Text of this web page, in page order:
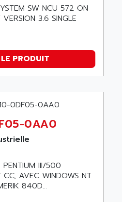
SW NCU 572 ON
3.6 SINGLE
PRODUIT
0AA0
PENTIUM III/500
AVEC WINDOWS NT
840D...